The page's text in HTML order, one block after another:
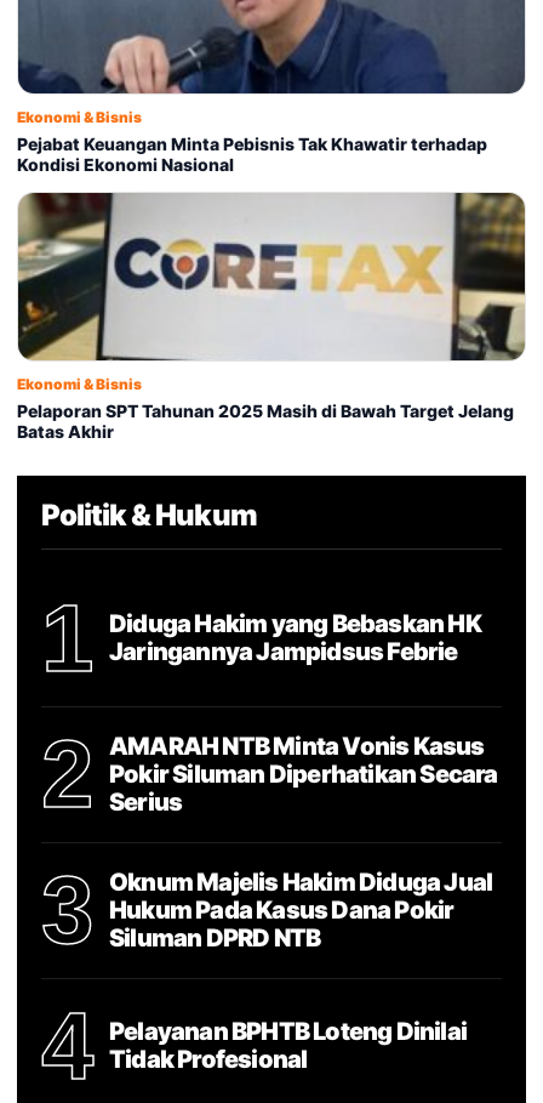
Ekonomi & Bisnis
Pejabat Keuangan Minta Pebisnis Tak Khawatir terhadap
Kondisi Ekonomi Nasional
Ekonomi & Bisnis
Pelaporan SPT Tahunan 2025 Masih di Bawah Target Jelang
Batas Akhir
Politik & Hukum
1
Diduga Hakim yang Bebaskan HK
Jaringannya Jampidsus Febrie
2
AMARAH NTB Minta Vonis Kasus
Pokir Siluman Diperhatikan Secara
Serius
3
Oknum Majelis Hakim Diduga Jual
Hukum Pada Kasus Dana Pokir
Siluman DPRD NTB
4
Pelayanan BPHTB Loteng Dinilai
Tidak Profesional